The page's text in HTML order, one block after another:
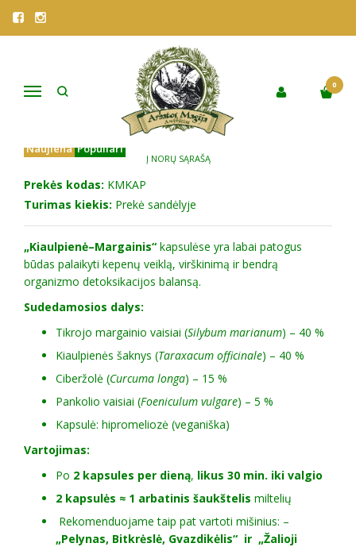
Navigacija
0
Pagrindinis
KAPSULĖS "KIAULPIENĖ-MARGAINIS"
KAPSULĖS "KIAULPIENĖ-
MARGAINIS"
Naujiena Populiari
Į NORŲ SĄRAŠĄ
Prekės kodas: KMKAP
Turimas kiekis: Prekė sandėlyje
„Kiaulpienė–Margainis“ kapsulėse yra labai patogus
būdas palaikyti kepenų veiklą, virškinimą ir bendrą
organizmo detoksikacijos balansą.
Sudedamosios dalys:
Tikrojo margainio vaisiai (Silybum marianum) – 40 %
Kiaulpienės šaknys (Taraxacum officinale) – 40 %
Ciberžolė (Curcuma longa) – 15 %
Pankolio vaisiai (Foeniculum vulgare) – 5 %
Kapsulė: hipromeliozė (veganiška)
Vartojimas:
Po 2 kapsules per dieną, likus 30 min. iki valgio
2 kapsulės ≈ 1 arbatinis šaukštelis miltelių
Rekomenduojame taip pat vartoti mišinius: –
„Pelynas, Bitkrėslė, Gvazdikėlis“ ir „Žalioji